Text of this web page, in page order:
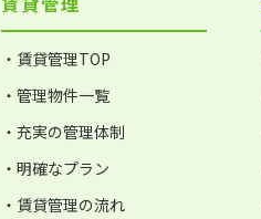
・賃貸管理TOP
・管理物件一覧
・充実の管理体制
・明確なプラン
・賃貸管理の流れ